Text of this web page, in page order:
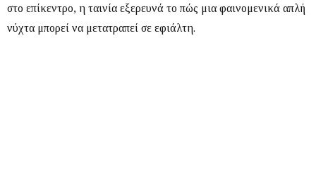
στο επίκεντρο, η ταινία εξερευνά το πώς μια φαινομενικά απλή
νύχτα μπορεί να μετατραπεί σε εφιάλτη.